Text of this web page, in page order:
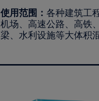
使用范围： 各种建筑工
机场、高速公路、高铁
梁、水利设施等大体积